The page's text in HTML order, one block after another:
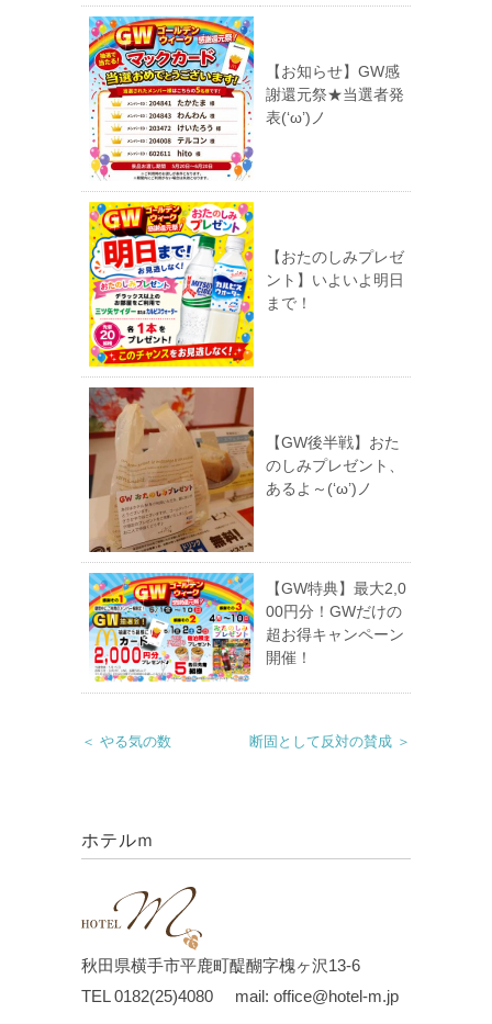
【お知らせ】GW感
謝還元祭★当選者発
表(‘ω’)ノ
【おたのしみプレゼ
ント】いよいよ明日
まで！
【GW後半戦】おた
のしみプレゼント、
あるよ～(‘ω’)ノ
【GW特典】最大2,0
00円分！GWだけの
超お得キャンペーン
開催！
＜ やる気の数 断固として反対の賛成 ＞
ホテルｍ
秋田県横手市平鹿町醍醐字槐ヶ沢13-6
TEL 0182(25)4080 mail: office@hotel-m.jp